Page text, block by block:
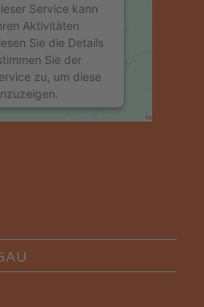
Service kann
Aktivitäten
Sie die Details
Sie der
zu, um diese